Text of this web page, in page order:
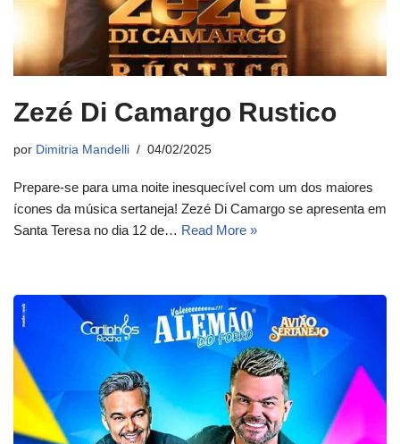
Zezé Di Camargo Rustico
por Dimitria Mandelli 04/02/2025
Prepare-se para uma noite inesquecível com um dos maiores
ícones da música sertaneja! Zezé Di Camargo se apresenta em
Santa Teresa no dia 12 de… Read More »